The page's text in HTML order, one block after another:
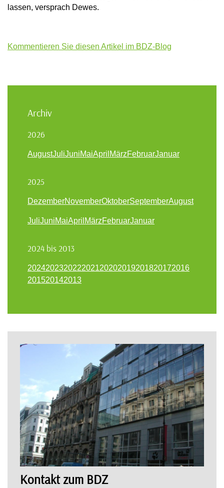
lassen, versprach Dewes.
Kommentieren Sie diesen Artikel im BDZ-Blog
Archiv
2026
AugustJuliJuniMaiApril MärzFebruarJanuar
2025
DezemberNovemberOktoberSeptemberAugust
JuliJuniMaiApril MärzFebruarJanuar
2024 bis 2013
202420232022202120202019201820172016
201520142013
Kontakt zum BDZ